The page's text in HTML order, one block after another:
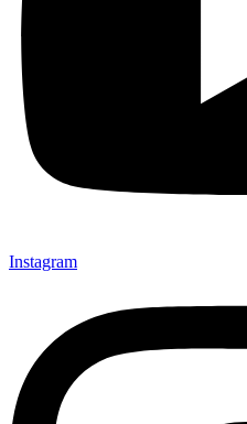
Instagram